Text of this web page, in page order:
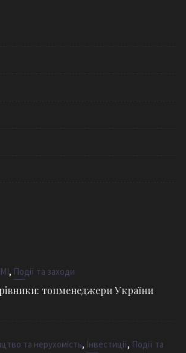
, Події та заходи
топменеджери України
та нерухомість, Інвестиції, Події та